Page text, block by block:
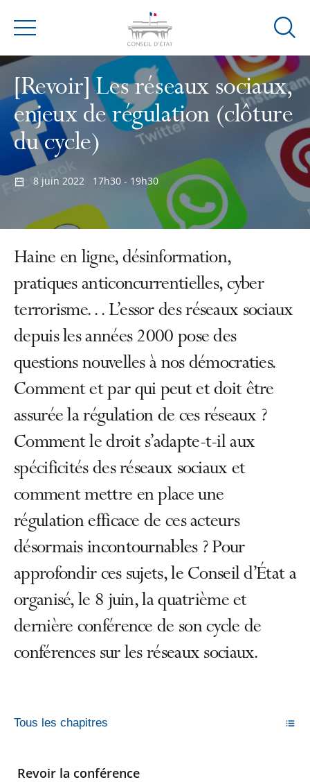
Menu
Ouvrir
de
[Revoir] Les réseaux sociaux,
enjeux de régulation (clôture
du cycle)
8 juin 2022 17h30 - 19h30
Haine en ligne, désinformation,
pratiques anticoncurrentielles, cyber
terrorisme… L’essor des réseaux sociaux
depuis les années 2000 pose des
questions nouvelles à nos démocraties.
Comment et par qui peut et doit être
assurée la régulation de ces réseaux ?
Comment le droit s’adapte-t-il aux
spécificités des réseaux sociaux et
comment mettre en place une
régulation efficace de ces acteurs
désormais incontournables ? Pour
approfondir ces sujets, le Conseil d’État a
organisé, le 8 juin, la quatrième et
dernière conférence de son cycle de
conférences sur les réseaux sociaux.
Tous les chapitres
Revoir la conférence